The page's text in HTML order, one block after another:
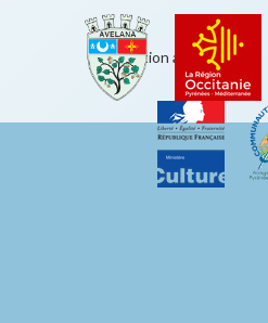
Éducation artistique